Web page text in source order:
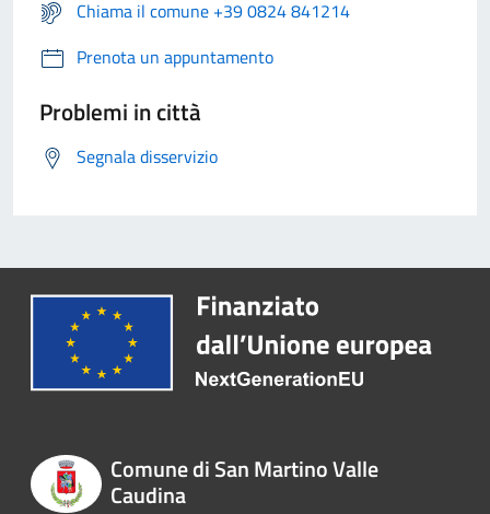
Chiama il comune +39 0824 841214
Prenota un appuntamento
Problemi in città
Segnala disservizio
Comune di San Martino Valle
Caudina